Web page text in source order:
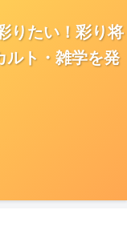
りたい！彩り将
ト・雑学を発